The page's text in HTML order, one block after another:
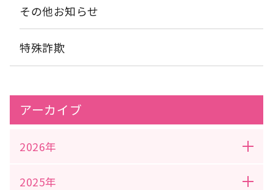
その他お知らせ
特殊詐欺
アーカイブ
2026年
2025年